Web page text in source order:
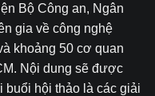
Bộ Công an, Ngân
gia về công nghệ
khoảng 50 cơ quan
Nội dung sẽ được
buổi hội thảo là các giải